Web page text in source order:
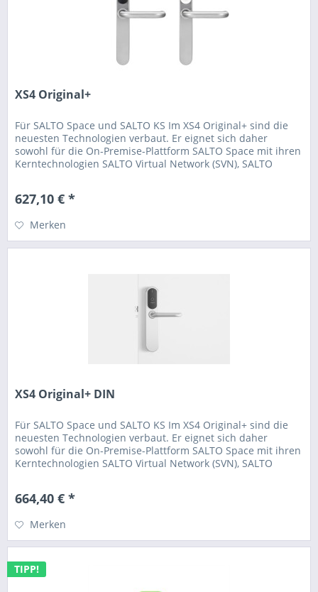
XS4 Original+
Für SALTO Space und SALTO KS Im XS4 Original+ sind die
neuesten Technologien verbaut. Er eignet sich daher
sowohl für die On-Premise-Plattform SALTO Space mit ihren
Kerntechnologien SALTO Virtual Network (SVN), SALTO
627,10 € *
Merken
XS4 Original+ DIN
Für SALTO Space und SALTO KS Im XS4 Original+ sind die
neuesten Technologien verbaut. Er eignet sich daher
sowohl für die On-Premise-Plattform SALTO Space mit ihren
Kerntechnologien SALTO Virtual Network (SVN), SALTO
664,40 € *
Merken
TIPP!